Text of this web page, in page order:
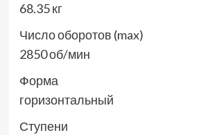
68.35 кг
Число оборотов (max)
2850 об/мин
Форма
горизонтальный
Ступени